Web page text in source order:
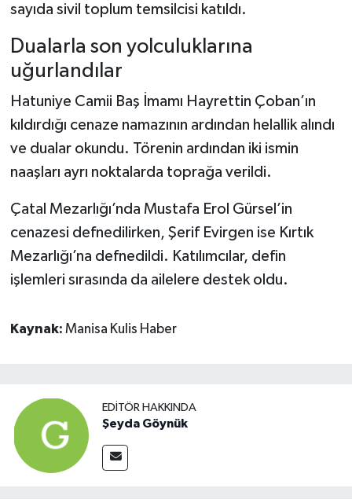
sayıda sivil toplum temsilcisi katıldı.
Dualarla son yolculuklarına
uğurlandılar
Hatuniye Camii Baş İmamı Hayrettin Çoban’ın
kıldırdığı cenaze namazının ardından helallik alındı
ve dualar okundu. Törenin ardından iki ismin
naaşları ayrı noktalarda toprağa verildi.
Çatal Mezarlığı’nda Mustafa Erol Gürsel’in
cenazesi defnedilirken, Şerif Evirgen ise Kırtık
Mezarlığı’na defnedildi. Katılımcılar, defin
işlemleri sırasında da ailelere destek oldu.
Kaynak: Manisa Kulis Haber
EDITÖR HAKKINDA
Şeyda Göynük